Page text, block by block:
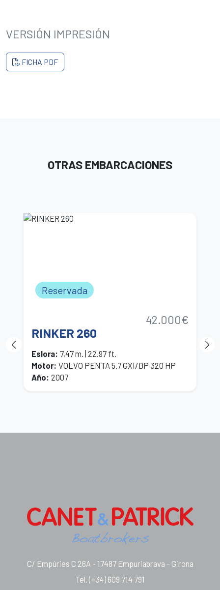
VERSIÓN IMPRESIÓN
FICHA PDF
OTRAS EMBARCACIONES
Reservada
42.000€
RINKER 260
Eslora: 7,47 m. | 22.97 ft.
Motor: VOLVO PENTA 5.7 GXI/DP 320 HP
Año: 2007
C/ Empúries C 26A - 17487 Empuriabrava - Girona
Tel. (+34) 609 714 791